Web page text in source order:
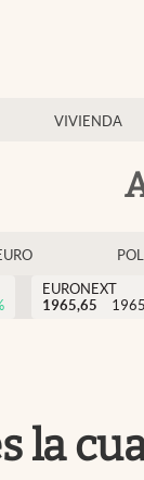
VIVIENDA
EURONEXT
1965,65
la